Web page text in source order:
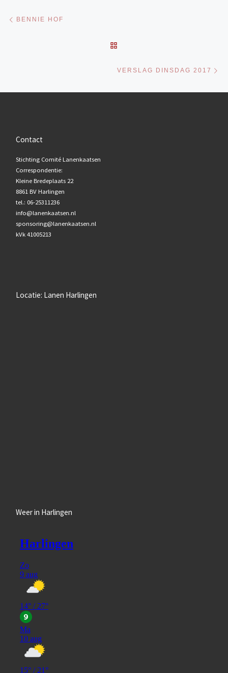
Bericht navigatie
BENNIE HOF
VERSLAG DINSDAG 2017
Contact
Stichting Comité Lanenkaatsen
Correspondentie:
Kleine Bredeplaats 22
8861 BV Harlingen
tel.: 06-25311236
info@lanenkaatsen.nl
sponsoring@lanenkaatsen.nl
kVk 41005213
Locatie: Lanen Harlingen
Weer in Harlingen